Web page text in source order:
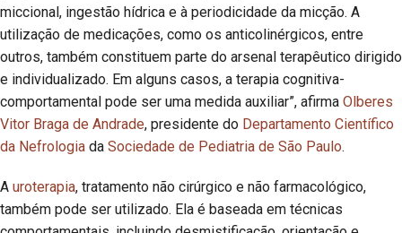
miccional, ingestão hídrica e à periodicidade da micção. A
utilização de medicações, como os anticolinérgicos, entre
outros, também constituem parte do arsenal terapêutico dirigido
e individualizado. Em alguns casos, a terapia cognitiva-
comportamental pode ser uma medida auxiliar”, afirma Olberes
Vitor Braga de Andrade, presidente do Departamento Científico
da Nefrologia da Sociedade de Pediatria de São Paulo.
A uroterapia, tratamento não cirúrgico e não farmacológico,
também pode ser utilizado. Ela é baseada em técnicas